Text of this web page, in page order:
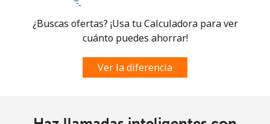
¿Buscas ofertas? ¡Usa tu Calculadora para ver
cuánto puedes ahorrar!
Ver la diferencia